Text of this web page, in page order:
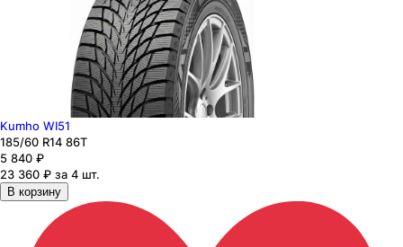
Kumho WI51
185/60 R14 86T
5 840 ₽
23 360 ₽ за 4 шт.
В корзину